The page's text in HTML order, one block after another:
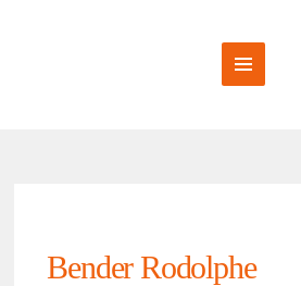
Bender Rodolphe